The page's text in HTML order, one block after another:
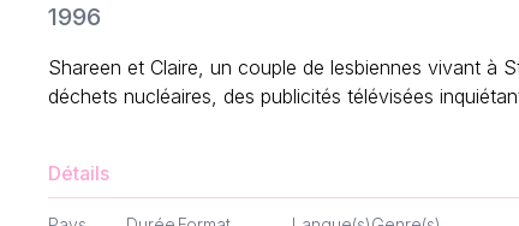
1996
Shareen et Claire, un couple de lesbiennes vivant à
déchets nucléaires, des publicités télévisées
Détails